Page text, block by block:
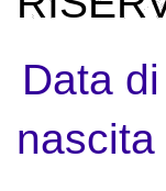
Data
nascita